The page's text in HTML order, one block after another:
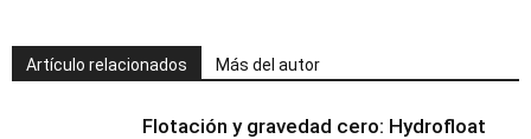
Artículo relacionados Más del autor
Flotación y gravedad cero: Hydrofloat